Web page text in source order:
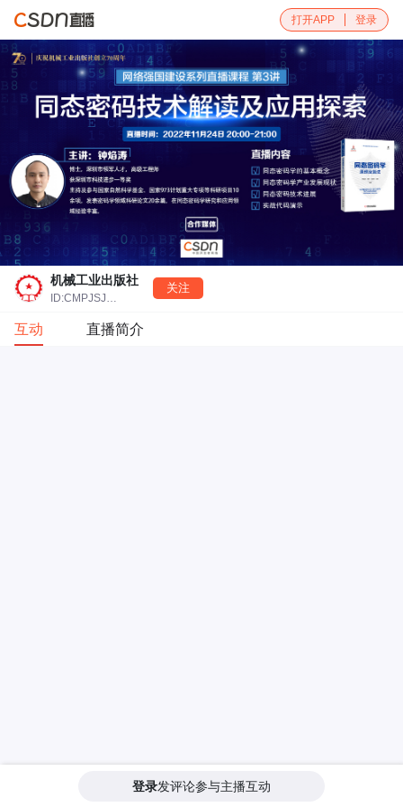
打开APP 登录
机械工业出版社
ID:CMPJSJBOOK
关注
互动 直播简介
登录发评论参与主播互动